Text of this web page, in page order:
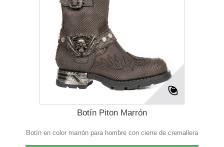
Botín Piton Marrón
Botín en color marrón para hombre con cierre de cremallera